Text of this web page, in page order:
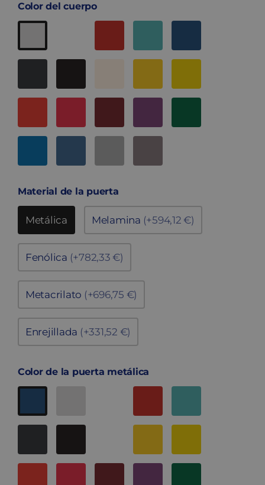
Color del cuerpo
Material de la puerta
Metálica Melamina (+594,12 €)
Fenólica (+782,33 €)
Metacrilato (+696,75 €)
Enrejillada (+331,52 €)
Color de la puerta metálica